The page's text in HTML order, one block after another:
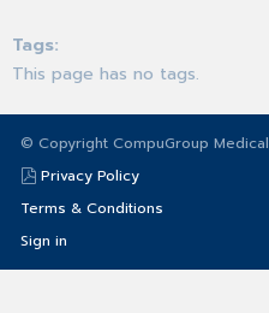
Tags
This page has no tags.
© Copyright CompuGroup Medical
Privacy Policy
Terms & Conditions
Sign in